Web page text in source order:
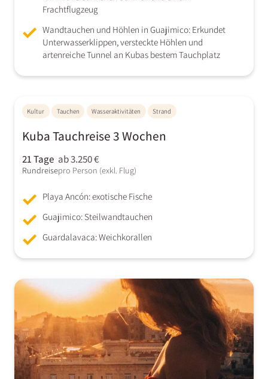
Frachtflugzeug
Wandtauchen und Höhlen in Guajimico: Erkundet
Unterwasserklippen, versteckte Höhlen und
artenreiche Tunnel an Kubas bestem Tauchplatz
Kultur Tauchen Wasseraktivitäten Strand
Kuba Tauchreise 3 Wochen
21 Tage
Rundreise
ab 3.250 €
pro Person (exkl. Flug)
Playa Ancón: exotische Fische
Guajimico: Steilwandtauchen
Guardalavaca: Weichkorallen